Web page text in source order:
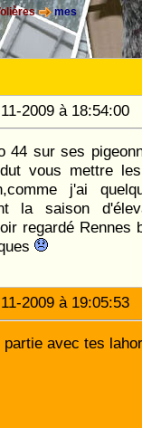
mes
2009 à 18:54:00
44 sur ses
vous mettre
j'ai
la saison
regardé
2009 à 19:05:53
partie avec tes